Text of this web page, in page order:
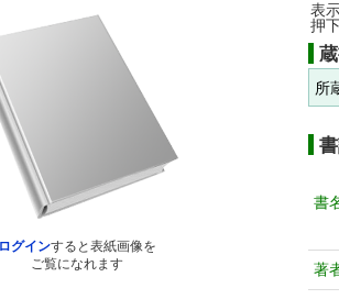
ログインすると表紙画像を
ご覧になれます
表
押
所
書
著